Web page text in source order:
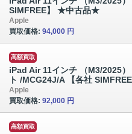
SIMFREE】 ★中古品★
Apple
買取価格: 94,000 円
高額買取
iPad Air 11インチ （M3/2025
ト /MCG24J/A 【各社 SIMFREE
Apple
買取価格: 92,000 円
高額買取